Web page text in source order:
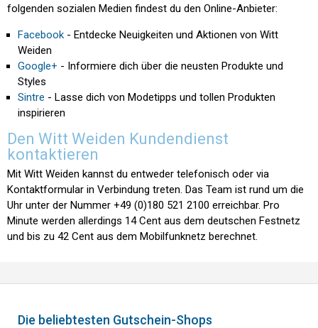
folgenden sozialen Medien findest du den Online-Anbieter:
Facebook - Entdecke Neuigkeiten und Aktionen von Witt
Weiden
Google+ - Informiere dich über die neusten Produkte und
Styles
Sintre - Lasse dich von Modetipps und tollen Produkten
inspirieren
Den Witt Weiden Kundendienst
kontaktieren
Mit Witt Weiden kannst du entweder telefonisch oder via
Kontaktformular in Verbindung treten. Das Team ist rund um die
Uhr unter der Nummer +49 (0)180 521 2100 erreichbar. Pro
Minute werden allerdings 14 Cent aus dem deutschen Festnetz
und bis zu 42 Cent aus dem Mobilfunknetz berechnet.
Die beliebtesten Gutschein-Shops